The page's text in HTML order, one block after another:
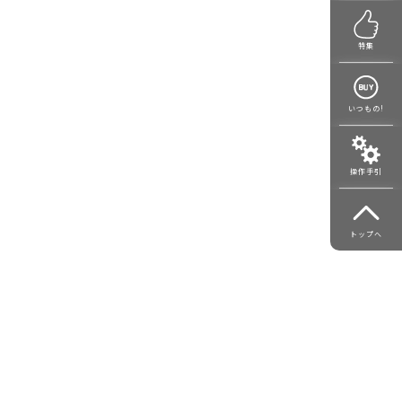
特集
いつもの!
操作手引
トップへ